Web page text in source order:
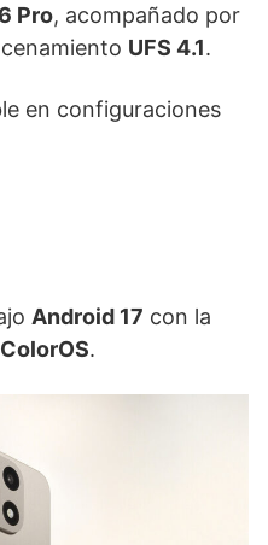
Pro, acompañado por
UFS 4.1.
en configuraciones
Android 17 con la
ColorOS.